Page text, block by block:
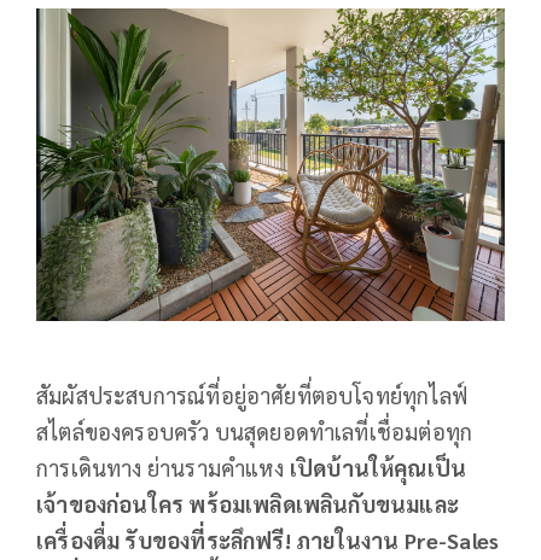
สัมผัสประสบการณ์ที่อยู่อาศัยที่ตอบโจทย์ทุกไลฟ์
สไตล์ของครอบครัว บนสุดยอดทำเลที่เชื่อมต่อทุก
การเดินทาง ย่านรามคำแหง เปิดบ้านให้คุณเป็น
เจ้าของก่อนใคร พร้อมเพลิดเพลินกับขนมและ
เครื่องดื่ม รับของที่ระลึกฟรี! ภายในงาน Pre-Sales